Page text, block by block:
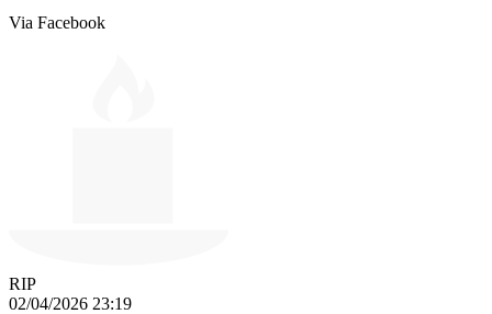
Via Facebook
RIP
02/04/2026 23:19